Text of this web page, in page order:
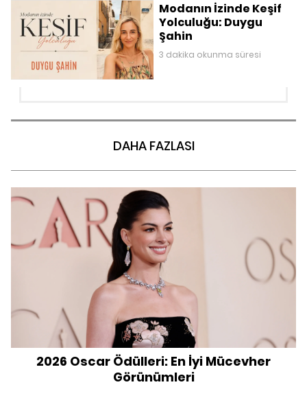
Modanın İzinde Keşif
Yolculuğu: Duygu
Şahin
3 dakika okunma süresi
DAHA FAZLASI
2026 Oscar Ödülleri: En İyi Mücevher
Görünümleri